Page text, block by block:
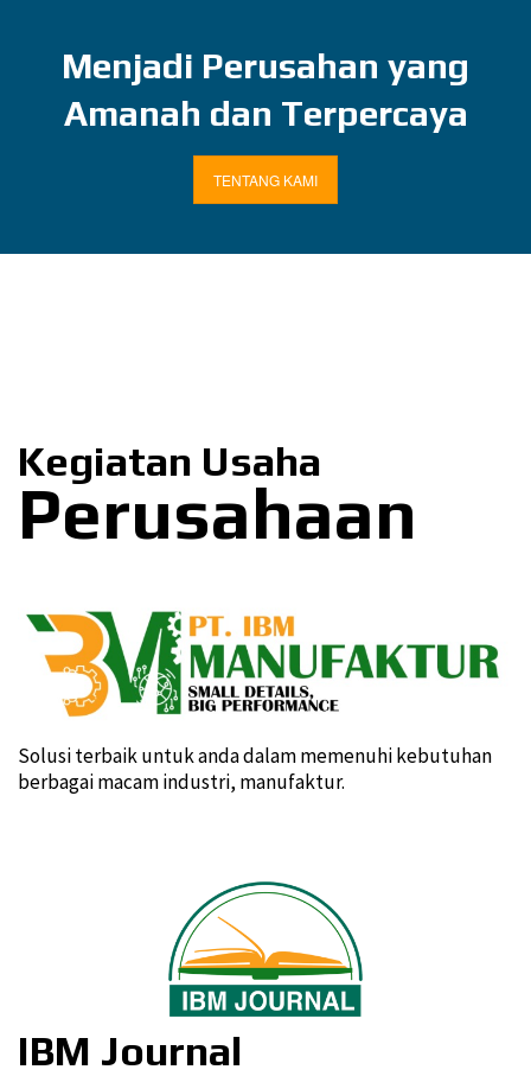
Menjadi Perusahan yang
Amanah dan Terpercaya
TENTANG KAMI
Kegiatan Usaha
Perusahaan
Solusi terbaik untuk anda dalam memenuhi kebutuhan
berbagai macam industri, manufaktur.
IBM Journal